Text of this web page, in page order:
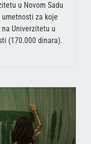
u Novom Sadu
za koje
Univerzitetu u
(170.000 dinara).